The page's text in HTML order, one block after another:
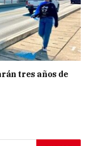
tres años de